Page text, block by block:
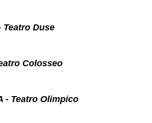
Teatro Duse
Colosseo
- Teatro Olimpico